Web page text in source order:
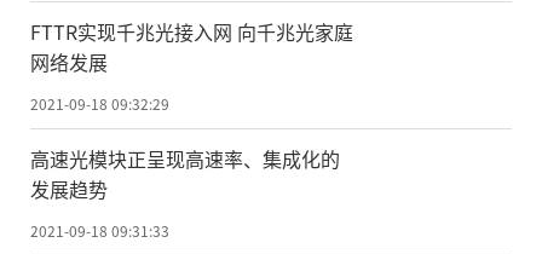
FTTR实现千兆光接入网 向千兆光家庭
网络发展
2021-09-18 09:32:29
高速光模块正呈现高速率、集成化的
发展趋势
2021-09-18 09:31:33